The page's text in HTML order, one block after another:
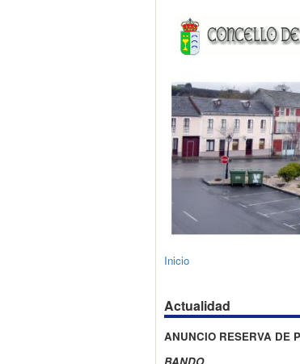
Inicio
Actualidad
ANUNCIO RESERVA DE